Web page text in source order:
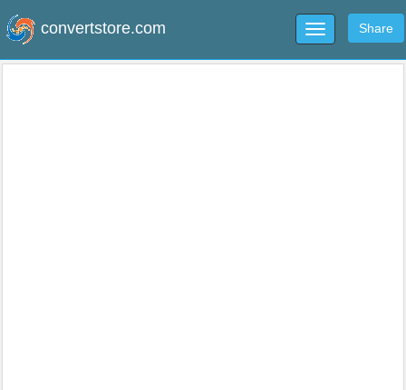
Toggle
navigation
Share
convertstore.com